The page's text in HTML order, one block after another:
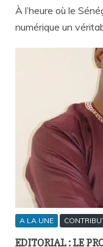
À l’heure où le
numérique un
A LA UNE
EDITORIAL : LE